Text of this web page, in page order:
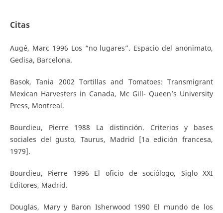
Citas
Augé, Marc 1996 Los “no lugares”. Espacio del anonimato,
Gedisa, Barcelona.
Basok, Tania 2002 Tortillas and Tomatoes: Transmigrant
Mexican Harvesters in Canada, Mc Gill- Queen’s University
Press, Montreal.
Bourdieu, Pierre 1988 La distinción. Criterios y bases
sociales del gusto, Taurus, Madrid [1a edición francesa,
1979].
Bourdieu, Pierre 1996 El oficio de sociólogo, Siglo XXI
Editores, Madrid.
Douglas, Mary y Baron Isherwood 1990 El mundo de los